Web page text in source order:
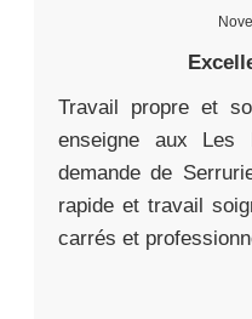
Travail propre et
enseigne aux Les
demande de
rapide et travail
carrés et